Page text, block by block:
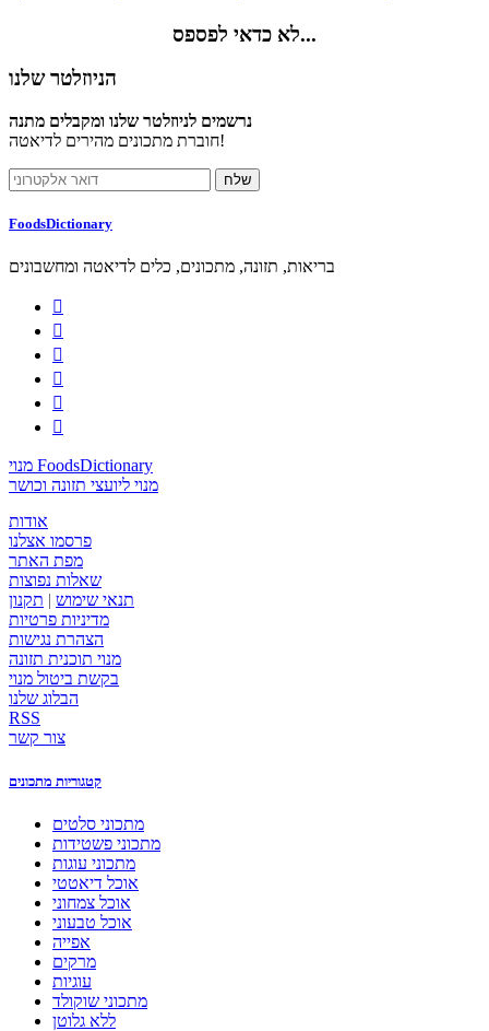
לא כדאי לפספס...
הניוזלטר שלנו
נרשמים לניוזלטר שלנו ומקבלים מתנה
חוברת מתכונים מהירים לדיאטה!
FoodsDictionary
בריאות, תזונה, מתכונים, כלים לדיאטה ומחשבונים






מנוי FoodsDictionary
מנוי ליועצי תזונה וכושר
אודות
פרסמו אצלנו
מפת האתר
שאלות נפוצות
תנאי שימוש | תקנון
מדיניות פרטיות
הצהרת נגישות
מנוי תוכנית תזונה
בקשת ביטול מנוי
הבלוג שלנו
RSS
צור קשר
קטגוריות מתכונים
מתכוני סלטים
מתכוני פשטידות
מתכוני עוגות
אוכל דיאטטי
אוכל צמחוני
אוכל טבעוני
אפייה
מרקים
עוגיות
מתכוני שוקולד
ללא גלוטן